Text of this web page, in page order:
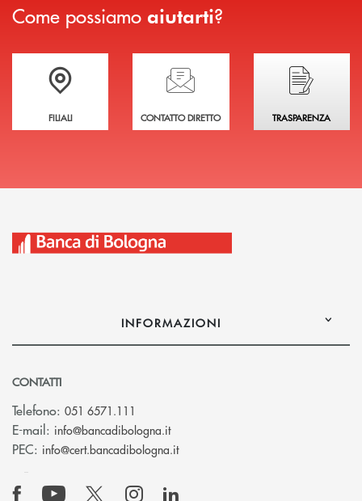
Come possiamo aiutarti?
Trova la filiale più vicina a te
FILIALI
Hai bisogno di assistenza immediata?
CONTATTO DIRETTO
Hai bisogno di
TRASPARENZA
INFORMAZIONI
CONTATTI
Telefono: 051 6571.111
E-mail: info@bancadibologna.it(si apre l’app di posta elettronica)
PEC: info@cert.bancadibologna.it(si apre l’app di posta